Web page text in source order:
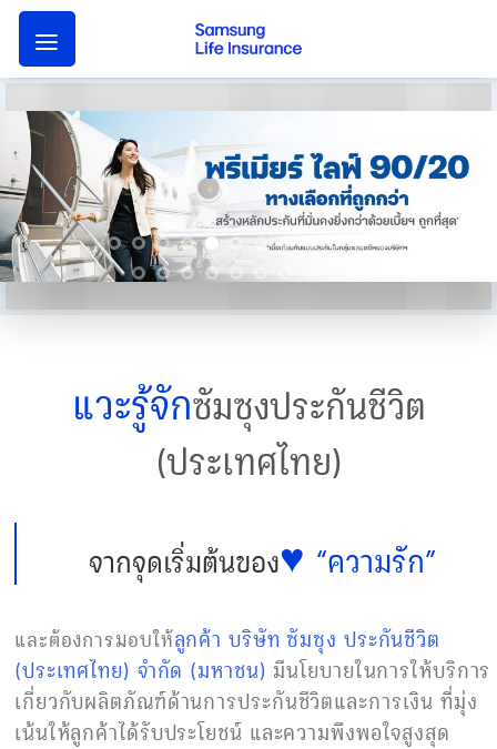
Skip
content
แวะรู้จักซัมซุงประกันชีวิต
(ประเทศไทย)
จากจุดเริ่มต้นของ♥ “ความรัก”
และต้องการมอบให้ลูกค้า บริษัท ซัมซุง ประกันชีวิต
(ประเทศไทย) จำกัด (มหาชน) มีนโยบายในการให้บริการ
เกี่ยวกับผลิตภัณฑ์ด้านการประกันชีวิตและการเงิน ที่มุ่ง
เน้นให้ลูกค้าได้รับประโยชน์ และความพึงพอใจสูงสุด